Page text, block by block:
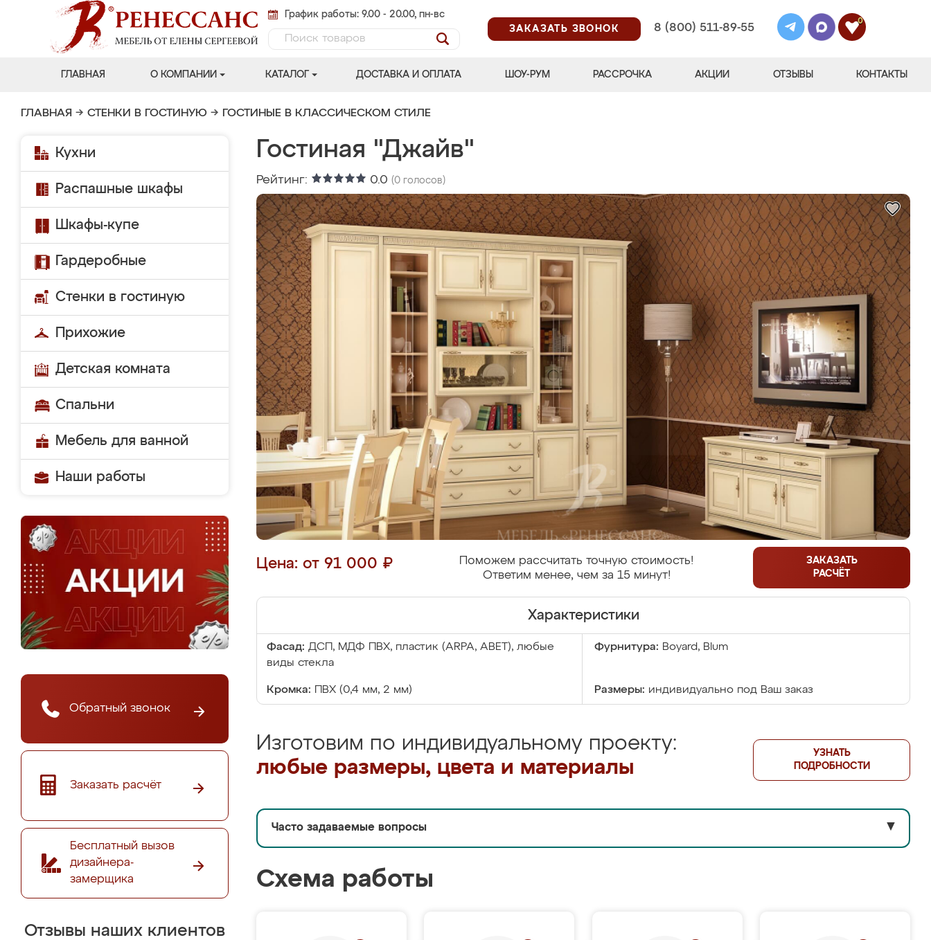
График работы: 9.00 - 20.00, пн-вс
ЗАКАЗАТЬ ЗВОНОК
8 (800) 511-89-55
0
ГЛАВНАЯ О КОМПАНИИ КАТАЛОГ ДОСТАВКА И ОПЛАТА ШОУ-РУМ РАССРОЧКА АКЦИИ ОТЗЫВЫ КОНТАКТЫ
ГЛАВНАЯ → СТЕНКИ В ГОСТИНУЮ → ГОСТИНЫЕ В КЛАССИЧЕСКОМ СТИЛЕ
Кухни
Распашные шкафы
Шкафы-купе
Гардеробные
Стенки в гостиную
Прихожие
Детская комната
Спальни
Мебель для ванной
Наши работы
Обратный звонок
Заказать расчёт
Бесплатный вызов
дизайнера-
замерщика
Отзывы наших клиентов
Гостиная "Джайв"
Рейтинг: 0.0 (0 голосов)
Цена: от 91 000 ₽
Поможем рассчитать точную стоимость!
Ответим менее, чем за 15 минут!
ЗАКАЗАТЬ
РАСЧЁТ
Характеристики
Фасад: ДСП, МДФ ПВХ, пластик (ARPA, ABET), любые
виды стекла
Фурнитура: Boyard, Blum
Кромка: ПВХ (0,4 мм, 2 мм) Размеры: индивидуально под Ваш заказ
Изготовим по индивидуальному проекту:
любые размеры, цвета и материалы
УЗНАТЬ
ПОДРОБНОСТИ
Часто задаваемые вопросы ▼
Схема работы